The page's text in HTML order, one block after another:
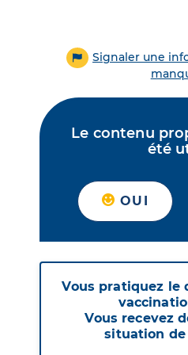
Signaler une
Le contenu
été
OUI
Vous pratiquez le
Vous recevez
situation de